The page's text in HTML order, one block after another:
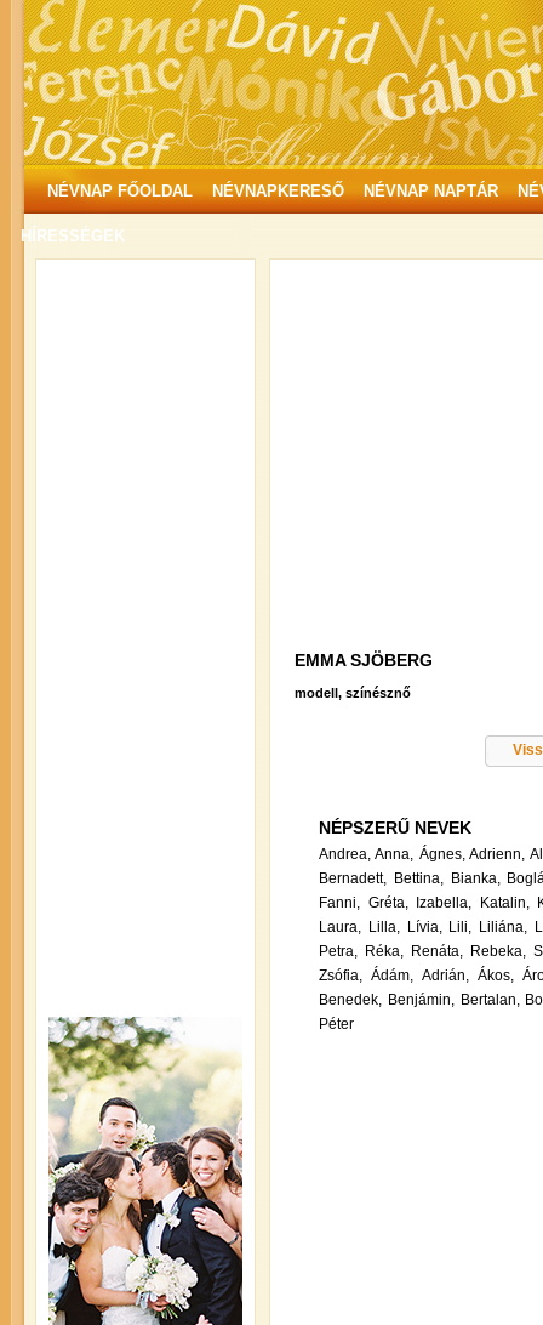
NÉVNAP FŐOLDAL NÉVNAPKERESŐ NÉVNAP NAPTÁR
HÍRESSÉGEK
EMMA SJÖBERG
modell, színésznő
NÉPSZERŰ NEVEK
Andrea, Anna, Ágnes, Adrienn,
Bernadett, Bettina, Bianka,
Fanni, Gréta, Izabella, Katalin,
Laura, Lilla, Lívia, Lili, Liliána,
Petra, Réka, Renáta, Rebeka,
Zsófia, Ádám, Adrián, Ákos,
Benedek, Benjámin, Bertalan,
Péter